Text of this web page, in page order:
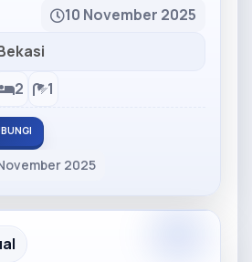
10 November 2025
2 1
2025